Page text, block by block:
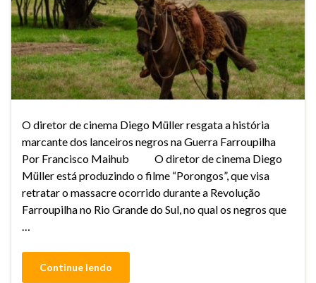
O diretor de cinema Diego Müller resgata a história
marcante dos lanceiros negros na Guerra Farroupilha
Por Francisco Maihub O diretor de cinema Diego
Müller está produzindo o filme “Porongos”, que visa
retratar o massacre ocorrido durante a Revolução
Farroupilha no Rio Grande do Sul, no qual os negros que
Continue lendo